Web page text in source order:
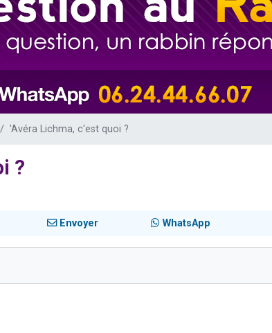
viennent de nous rejoindre sur WhatsApp
viennent de faire un don pour Tsédaka : pauvres d'Israel
radio : Visions de grandeur n°104 : Le Chabbath et le Birkat
viennent de nous rejoindre sur WhatsApp
'Avéra Lichma, c'est quoi ?
?
Envoyer WhatsApp